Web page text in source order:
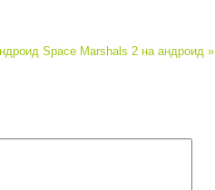
Space Marshals 2 на андроид »